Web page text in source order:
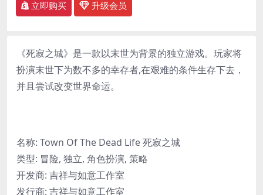
立即购买 升级会员
《死寂之城》是一款以末世为背景的独立游戏。玩家将
扮演末世下为数不多的幸存者,在艰难的条件生存下去，
并且尝试改变世界命运。
名称: Town Of The Dead Life 死寂之城
类型: 冒险, 独立, 角色扮演, 策略
开发商: 吉祥与如意工作室
发行商: 吉祥与如意工作室